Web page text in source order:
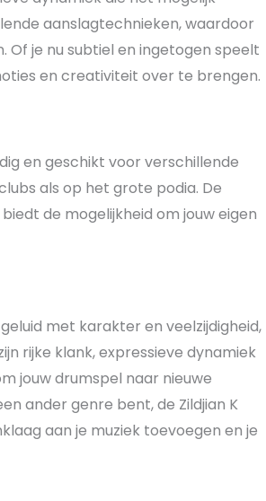
aanslagtechnieken, waardoor
je nu subtiel en ingetogen speelt
en creativiteit over te brengen.
en geschikt voor verschillende
als op het grote podia. De
de mogelijkheid om jouw eigen
met karakter en veelzijdigheid,
rijke klank, expressieve dynamiek
jouw drumspel naar nieuwe
ander genre bent, de Zildjian K
aan je muziek toevoegen en je